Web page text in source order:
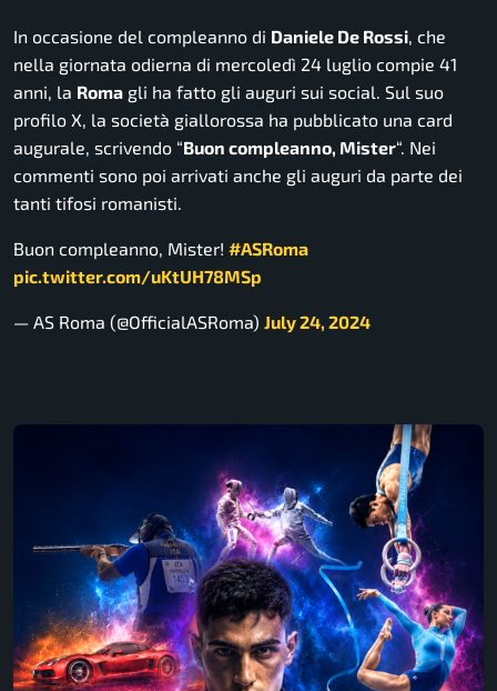
In occasione del compleanno di Daniele De Rossi, che
nella giornata odierna di mercoledì 24 luglio compie 41
anni, la Roma gli ha fatto gli auguri sui social. Sul suo
profilo X, la società giallorossa ha pubblicato una card
augurale, scrivendo “Buon compleanno, Mister“. Nei
commenti sono poi arrivati anche gli auguri da parte dei
tanti tifosi romanisti.
Buon compleanno, Mister! #ASRoma
pic.twitter.com/uKtUH78MSp
— AS Roma (@OfficialASRoma) July 24, 2024